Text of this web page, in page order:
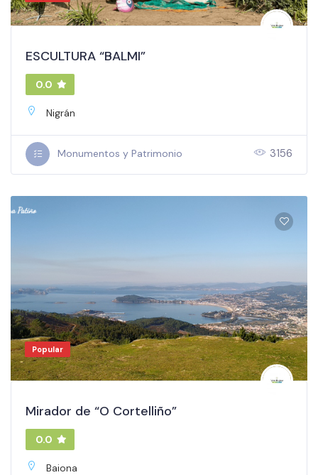
ESCULTURA “BALMI”
0.0
Nigrán
Monumentos y Patrimonio 3156
Popular
Mirador de “O Cortelliño”
0.0
Baiona